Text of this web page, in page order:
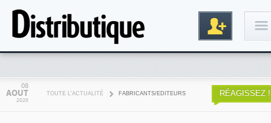
08
AOUT
2020
TOUTE L'ACTUALITÉ FABRICANTS/EDITEURS RÉAGISSEZ !